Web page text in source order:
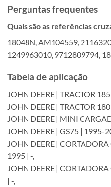
Perguntas frequentes
Quais são as referências
18048N, AM104559,
1249963010, 9712809794,
Tabela de aplicação
JOHN DEERE | TRACTOR
JOHN DEERE | TRACTOR
JOHN DEERE | MINI
JOHN DEERE | GS75 | 1995-
JOHN DEERE |
1995 | -,
JOHN DEERE |
| -,